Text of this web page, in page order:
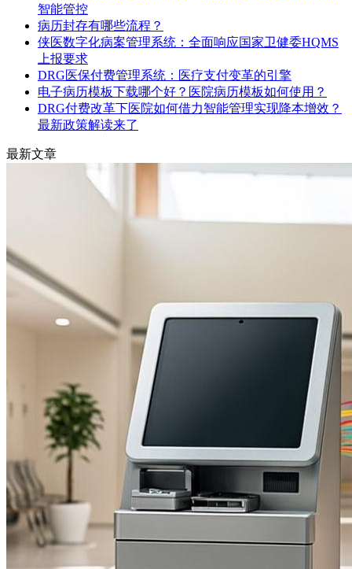
智能管控
病历封存有哪些流程？
侠医数字化病案管理系统：全面响应国家卫健委HQMS
上报要求
DRG医保付费管理系统：医疗支付变革的引擎
电子病历模板下载哪个好？医院病历模板如何使用？
DRG付费改革下医院如何借力智能管理实现降本增效？
最新政策解读来了
最新文章